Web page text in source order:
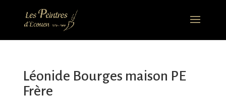
Léonide Bourges maison PE
Frère